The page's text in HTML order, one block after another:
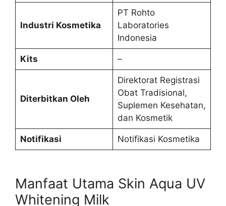
Industri Kosmetika
PT Rohto
Laboratories
Indonesia
Kits –
Diterbitkan Oleh
Direktorat Registrasi
Obat Tradisional,
Suplemen Kesehatan,
dan Kosmetik
Notifikasi Notifikasi Kosmetika
Manfaat Utama Skin Aqua UV
Whitening Milk